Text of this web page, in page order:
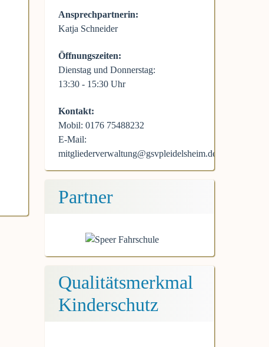
Ansprechpartnerin:
Katja Schneider
Öffnungszeiten:
Dienstag und Donnerstag:
13:30 - 15:30 Uhr
Kontakt:
Mobil: 0176 75488232
E-Mail:
mitgliederverwaltung@gsvpleidelsheim.de
Partner
Qualitätsmerkmal
Kinderschutz